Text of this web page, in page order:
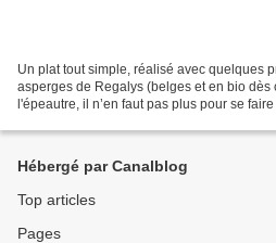
Un plat tout simple, réalisé avec quelques
asperges de Regalys (belges et en bio dès
l'épeautre, il n’en faut pas plus pour se
Hébergé par Canalblog
Top articles
Pages